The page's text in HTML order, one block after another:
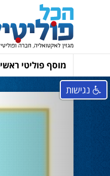
מוסף פוליטי ראשי
נגישות